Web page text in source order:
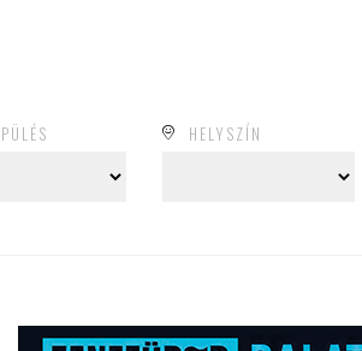
HELYSZÍN